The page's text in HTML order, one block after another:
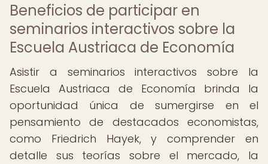
Beneficios de participar en
seminarios interactivos sobre la
Escuela Austriaca de Economía
Asistir a seminarios interactivos sobre la
Escuela Austriaca de Economía brinda la
oportunidad única de sumergirse en el
pensamiento de destacados economistas,
como Friedrich Hayek, y comprender en
detalle sus teorías sobre el mercado, la